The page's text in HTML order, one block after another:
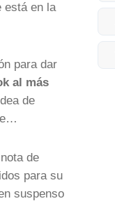
está en la
para dar
al más
de
de
para su
suspenso